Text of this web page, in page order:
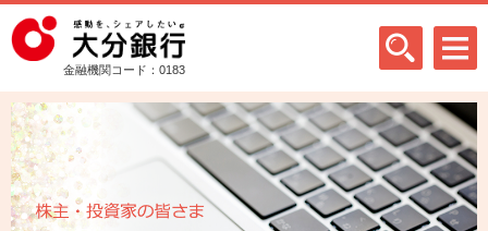
金融機関コード：0183